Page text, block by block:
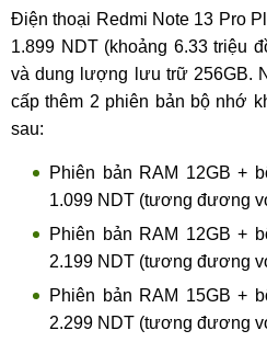
Điện thoại Redmi Note 13 Pro
1.899 NDT (khoảng 6.33 triệu
và dung lượng lưu trữ 256GB.
cấp thêm 2 phiên bản bộ nhớ
sau:
Phiên bản RAM 12GB +
1.099 NDT (tương đương
Phiên bản RAM 12GB +
2.199 NDT (tương đương
Phiên bản RAM 15GB +
2.299 NDT (tương đương